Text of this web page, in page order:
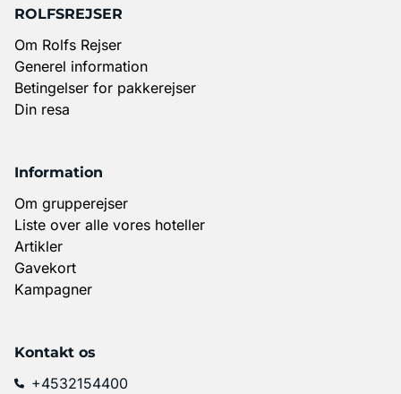
ROLFSREJSER
Om Rolfs Rejser
Generel information
Betingelser for pakkerejser
Din resa
Information
Om grupperejser
Liste over alle vores hoteller
Artikler
Gavekort
Kampagner
Kontakt os
+4532154400